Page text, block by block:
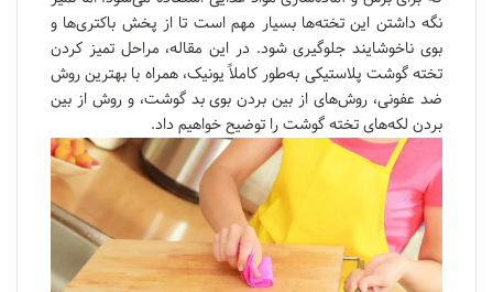
نگه داشتن این تخته‌ها بسیار مهم است تا از پخش باکتری‌ها و
بوی ناخوشایند جلوگیری شود. در این مقاله، مراحل تمیز کردن
تخته گوشت پلاستیکی به‌طور کاملاً یونیک، همراه با بهترین روش
ضد عفونی، روش‌های از بین بردن بوی بد گوشت، و روش از بین
بردن لکه‌های تخته گوشت را توضیح خواهیم داد.